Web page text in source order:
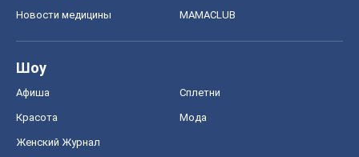
Новости медицины MAMACLUB
Шоу
Афиша Сплетни
Красота Мода
Женский Журнал